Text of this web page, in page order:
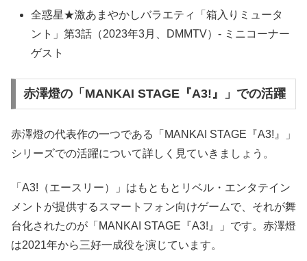
全惑星★激あまやかしバラエティ「箱入りミュータ
ント」第3話（2023年3月、DMMTV）- ミニコーナー
ゲスト
赤澤燈の「MANKAI STAGE『A3!』」での活躍
赤澤燈の代表作の一つである「MANKAI STAGE『A3!』」
シリーズでの活躍について詳しく見ていきましょう。
「A3!（エースリー）」はもともとリベル・エンタテイン
メントが提供するスマートフォン向けゲームで、それが舞
台化されたのが「MANKAI STAGE『A3!』」です。赤澤燈
は2021年から三好一成役を演じています。